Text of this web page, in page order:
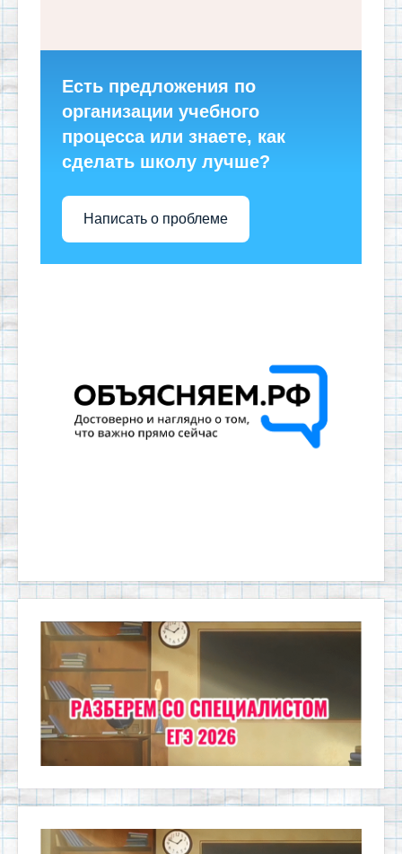
Есть предложения по
организации учебного
процесса или знаете, как
сделать школу лучше?
Написать о проблеме